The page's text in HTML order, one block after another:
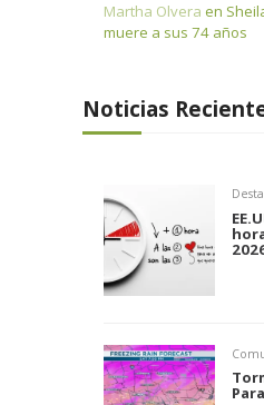
Martha Olvera en
muere a sus 74 años
Noticias